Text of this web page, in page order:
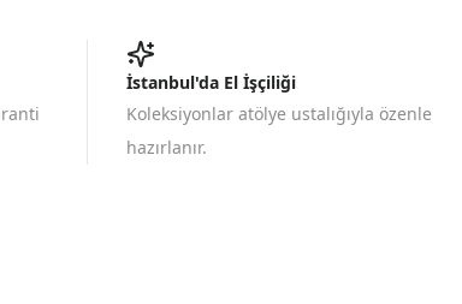
İstanbul'da El İşçiliği
Koleksiyonlar atölye ustalığıyla özenle
hazırlanır.